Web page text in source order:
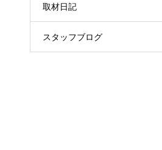
取材日記
スタッフブログ